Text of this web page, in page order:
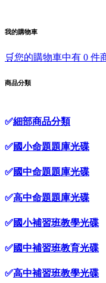
我的購物車
🛒您的購物車中有 0 件
商品分類
✅細部商品分類
✅國小命題題庫光碟
✅國中命題題庫光碟
✅高中命題題庫光碟
✅國小補習班教學光碟
✅國中補習班教育光碟
✅高中補習班教學光碟